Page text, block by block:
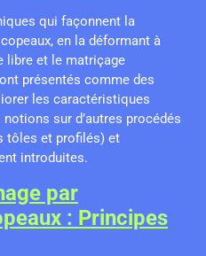
qui façonnent la
en la déformant à
libre et le matriçage
présentés comme des
les caractéristiques
sur d’autres procédés
tôles et profilés) et
introduites.
par
: Principes